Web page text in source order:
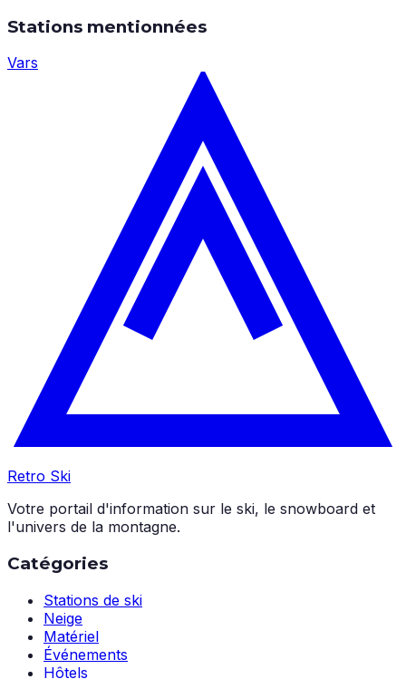
Stations mentionnées
Vars
Retro Ski
Votre portail d'information sur le ski, le snowboard et
l'univers de la montagne.
Catégories
Stations de ski
Neige
Matériel
Événements
Hôtels